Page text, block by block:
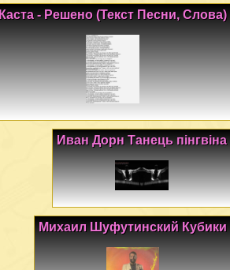
Каста - Решено (Текст Песни, Слова)
Иван Дорн Танець пiнгвiна
Михаил Шуфутинский Кубики